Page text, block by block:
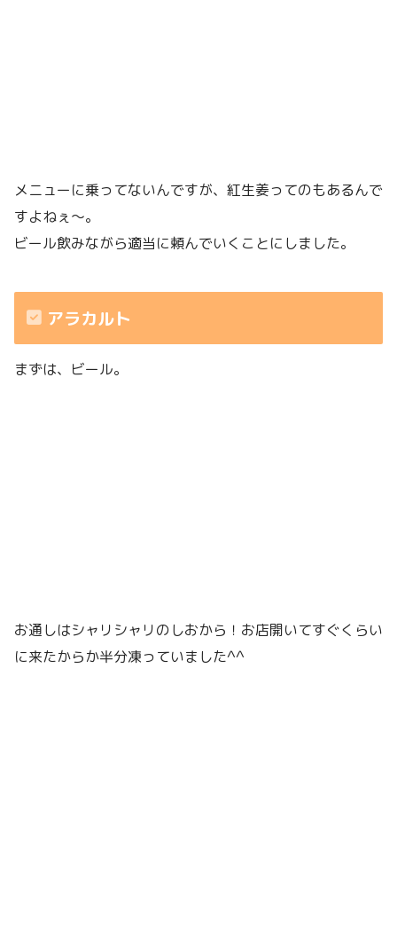
メニューに乗ってないんですが、紅生姜ってのもあるんで
すよねぇ〜。
ビール飲みながら適当に頼んでいくことにしました。
アラカルト
まずは、ビール。
お通しはシャリシャリのしおから！お店開いてすぐくらい
に来たからか半分凍っていました^^